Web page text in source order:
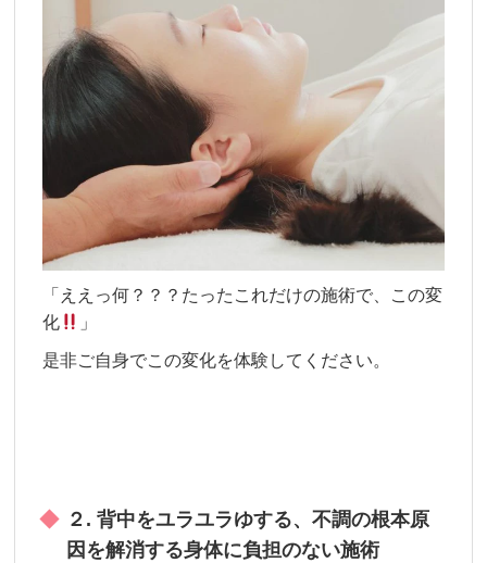
「ええっ何？？？たったこれだけの施術で、この変
化
」
是非ご自身でこの変化を体験してください。
２. 背中をユラユラゆする、不調の根本原
因を解消する身体に負担のない施術